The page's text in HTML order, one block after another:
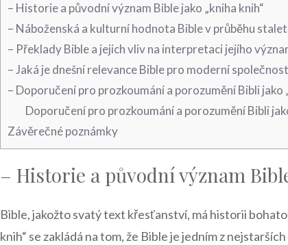
– Historie a původní význam Bible jako „kniha knih“
– Náboženská a kulturní hodnota Bible v průběhu
– Překlady Bible a jejich vliv na interpretaci jejího
– Jaká je dnešní relevance Bible pro moderní
– Doporučení pro prozkoumání a porozumění Bibli jako
Doporučení pro prozkoumání a porozumění Bibli
Závěrečné poznámky
– Historie a původní význam
Bible, jakožto svatý text křesťanství, má historii
knih“ se zakládá na tom, že Bible je jedním z